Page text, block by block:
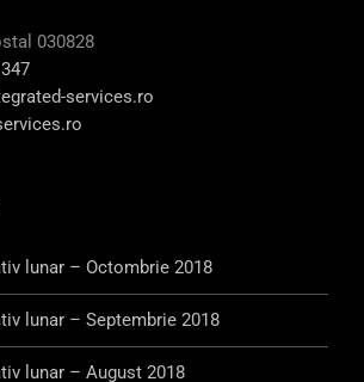
030828
services.ro
lunar – Octombrie 2018
lunar – Septembrie 2018
lunar – August 2018